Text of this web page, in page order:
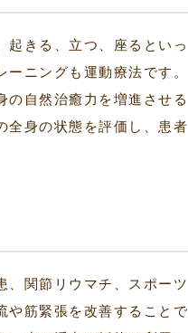
起きる、立つ、座るといっ
ニングも運動療法です。
の自然治癒力を増進させる
全身の状態を評価し、患者
、関節リウマチ、スポーツ
や筋緊張を改善することで